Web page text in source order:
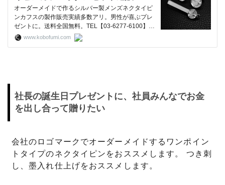
ルバー工房【史】
オーダーメイドで作るシルバー製メンズネクタイピ
ンカフスの製作販売実績多数アリ。男性が喜ぶプレ
ゼントに。送料全国無料。TEL【03-6277-6100】FA
X・ホームページからの申し込みは２４時間受付。
www.kobofumi.com
社長の誕生日プレゼントに、社員みんなでお金
を出し合って贈りたい
会社のロゴマークでオーダーメイドするワンポイン
トタイプのネクタイピンをおススメします。 つき刺
し、墨入れ仕上げをおススメします。